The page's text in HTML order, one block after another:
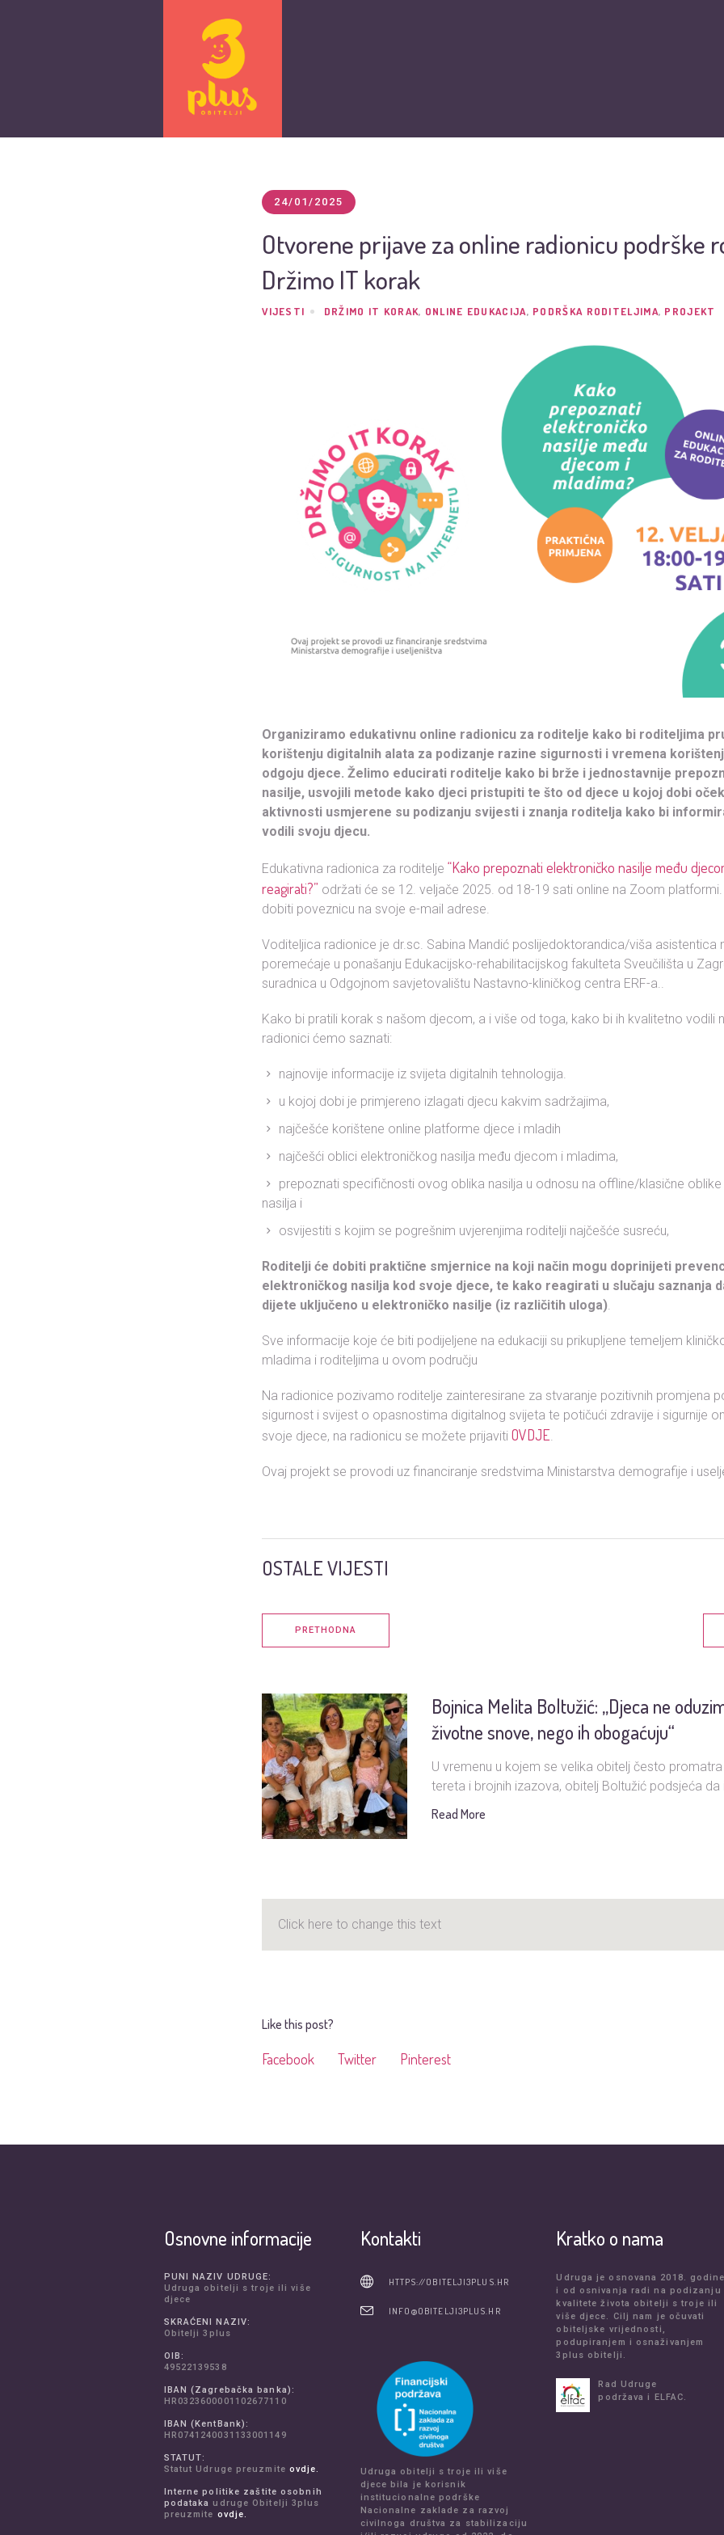
24/01/2025
Otvorene prijave za online radionicu podrške
Držimo IT korak
VIJESTI DRŽIMO IT KORAK, ONLINE EDUKACIJA, PODRŠKA RODITELJIMA, PROJEKT
Organiziramo edukativnu online radionicu za roditelje kako bi roditeljima
korištenju digitalnih alata za podizanje razine sigurnosti i vremena
odgoju djece. Želimo educirati roditelje kako bi brže i jednostavnije
nasilje, usvojili metode kako djeci pristupiti te što od djece u kojoj dobi
aktivnosti usmjerene su podizanju svijesti i znanja roditelja kako bi
vodili svoju djecu.
Edukativna radionica za roditelje “Kako prepoznati elektroničko nasilje među
reagirati?” održati će se 12. veljače 2025. od 18-19 sati online na Zoom platformi.
dobiti poveznicu na svoje e-mail adrese.
Voditeljica radionice je dr.sc. Sabina Mandić poslijedoktorandica/viša asistentica
poremećaje u ponašanju Edukacijsko-rehabilitacijskog fakulteta Sveučilišta u
suradnica u Odgojnom savjetovalištu Nastavno-kliničkog centra ERF-a..
Kako bi pratili korak s našom djecom, a i više od toga, kako bi ih kvalitetno vodili
radionici ćemo saznati:
najnovije informacije iz svijeta digitalnih tehnologija.
u kojoj dobi je primjereno izlagati djecu kakvim sadržajima,
najčešće korištene online platforme djece i mladih
najčešći oblici elektroničkog nasilja među djecom i mladima,
prepoznati specifičnosti ovog oblika nasilja u odnosu na offline/klasične
nasilja i
osvijestiti s kojim se pogrešnim uvjerenjima roditelji najčešće susreću,
Roditelji će dobiti praktične smjernice na koji način mogu doprinijeti
elektroničkog nasilja kod svoje djece, te kako reagirati u slučaju saznanja
dijete uključeno u elektroničko nasilje (iz različitih uloga).
Sve informacije koje će biti podijeljene na edukaciji su prikupljene temeljem
mladima i roditeljima u ovom području
Na radionice pozivamo roditelje zainteresirane za stvaranje pozitivnih promjena
sigurnost i svijest o opasnostima digitalnog svijeta te potičući zdravije i sigurnije
svoje djece, na radionicu se možete prijavitiOVDJE.
Ovaj projekt se provodi uz financiranje sredstvima Ministarstva demografije i
OSTALE VIJESTI
PRETHODNA
Bojnica Melita Boltužić: „Djeca ne
životne snove, nego ih obogaćuju“
U vremenu u kojem se velika obitelj često
tereta i brojnih izazova, obitelj Boltužić podsjeća da
Read More
Click here to change this text
Like this post?
Facebook Twitter Pinterest
Osnovne informacije
PUNI NAZIV UDRUGE:
Udruga obitelji s troje ili više
djece
SKRAĆENI NAZIV:
Obitelji 3plus
OIB:
49522139538
IBAN (Zagrebačka banka):
HR0323600001102677110
IBAN (KentBank):
HR0741240031133001149
STATUT:
Statut Udruge preuzmite ovdje.
Interne politike zaštite osobnih
podataka udruge Obitelji 3plus
preuzmite ovdje.
Kontakti
HTTPS://OBITELJI3PLUS.HR
INFO@OBITELJI3PLUS.HR
Udruga obitelji s troje ili više
djece bila je korisnik
institucionalne podrške
Nacionalne zaklade za razvoj
civilnoga društva za stabilizaciju
Kratko o nama
Udruga je osnovana 2018. godine
i od osnivanja radi na podizanju
kvalitete života obitelji s troje ili
više djece. Cilj nam je očuvati
obiteljske vrijednosti,
podupiranjem i osnaživanjem
3plus obitelji.
Rad Udruge
podržava i ELFAC.